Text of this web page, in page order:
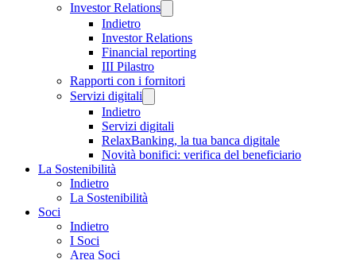
Investor Relations
Indietro
Investor Relations
Financial reporting
III Pilastro
Rapporti con i fornitori
Servizi digitali
Indietro
Servizi digitali
RelaxBanking, la tua banca digitale
Novità bonifici: verifica del beneficiario
La Sostenibilità
Indietro
La Sostenibilità
Soci
Indietro
I Soci
Area Soci